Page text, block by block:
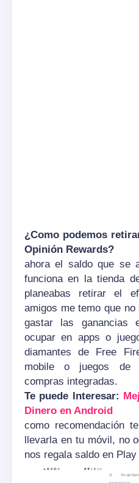
¿Como podemos
Opinión Rewards?
ahora el saldo que se
funciona en la tienda
planeabas retirar el
amigos me temo que
gastar las ganancias
ocupar en apps o
diamantes de Free
mobile o juegos de
compras integradas.
Te puede Interesar:
Dinero en Android
como recomendación
llevarla en tu móvil, no
nos regala saldo en